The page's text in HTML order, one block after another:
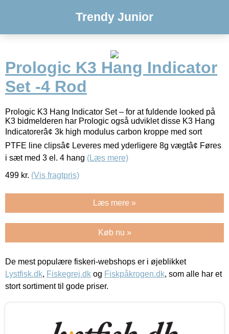
Trendy Junior
Prologic K3 Hang Indicator
Set -4 Rod
Prologic K3 Hang Indicator Set – for at fuldende looked på
K3 bidmelderen har Prologic også udviklet disse K3 Hang
Indicatorerâ¢ 3k high modulus carbon kroppe med sort
PTFE line clipsâ¢ Leveres med yderligere 8g vægtâ¢ Føres
i sæt med 3 el. 4 hang (Læs mere)
499 kr. (Vis fragtpris)
Læs mere »
Køb nu »
De mest populære fiskeri-webshops er i øjeblikket
Lystfisk.dk, Fiskegrej.dk og Fiskpåkrogen.dk, som alle har et
stort sortiment til gode priser.